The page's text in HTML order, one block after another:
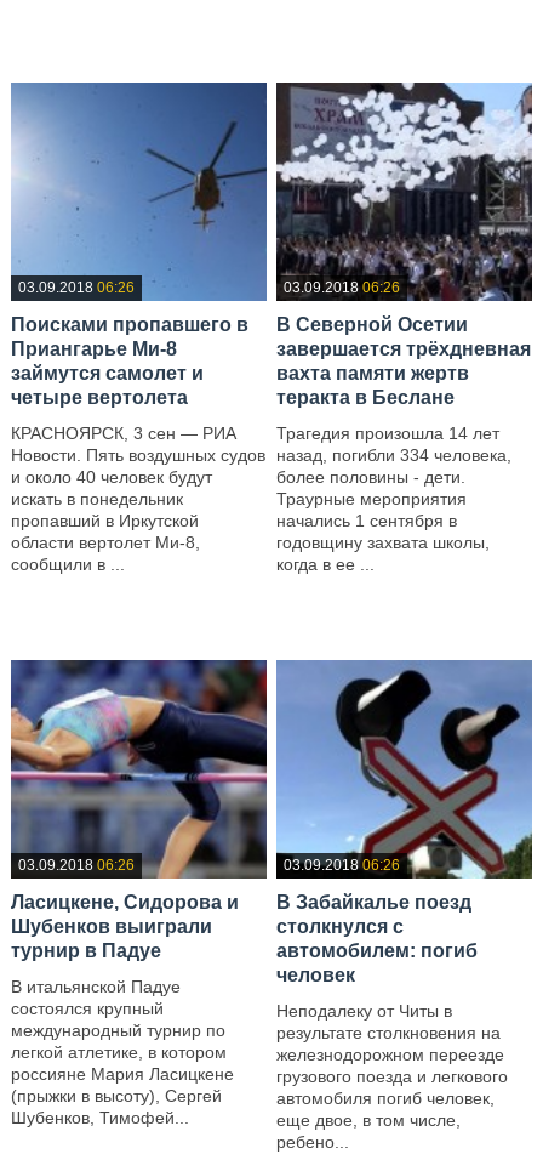
03.09.2018 06:26
Поисками пропавшего в
Приангарье Ми-8
займутся самолет и
четыре вертолета
КРАСНОЯРСК, 3 сен — РИА
Новости. Пять воздушных судов
и около 40 человек будут
искать в понедельник
пропавший в Иркутской
области вертолет Ми-8,
сообщили в ...
03.09.2018 06:26
В Северной Осетии
завершается трёхдневная
вахта памяти жертв
теракта в Беслане
Трагедия произошла 14 лет
назад, погибли 334 человека,
более половины - дети.
Траурные мероприятия
начались 1 сентября в
годовщину захвата школы,
когда в ее ...
03.09.2018 06:26
Ласицкене, Сидорова и
Шубенков выиграли
турнир в Падуе
В итальянской Падуе
состоялся крупный
международный турнир по
легкой атлетике, в котором
россияне Мария Ласицкене
(прыжки в высоту), Сергей
Шубенков, Тимофей...
03.09.2018 06:26
В Забайкалье поезд
столкнулся с
автомобилем: погиб
человек
Неподалеку от Читы в
результате столкновения на
железнодорожном переезде
грузового поезда и легкового
автомобиля погиб человек,
еще двое, в том числе,
ребено...